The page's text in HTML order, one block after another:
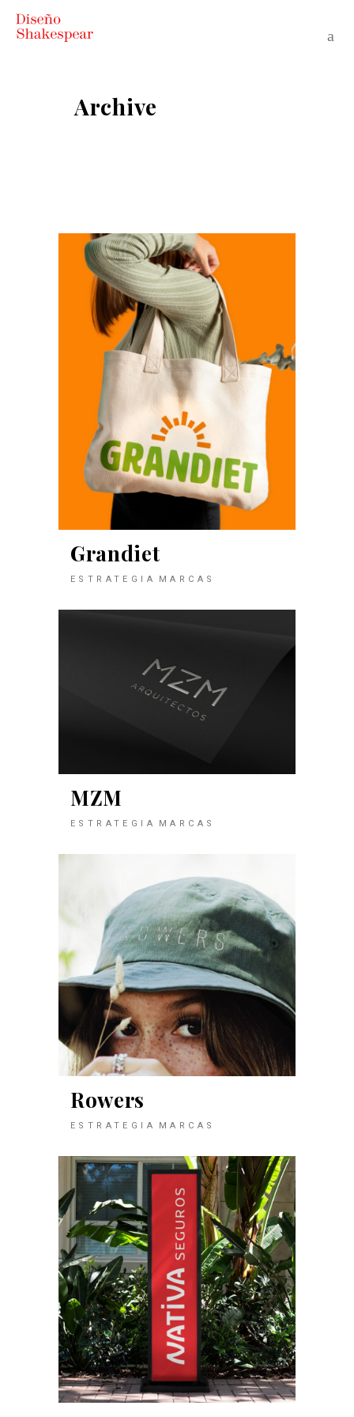
Archive
Grandiet
ESTRATEGIA MARCAS
MZM
ESTRATEGIA MARCAS
Rowers
ESTRATEGIA MARCAS